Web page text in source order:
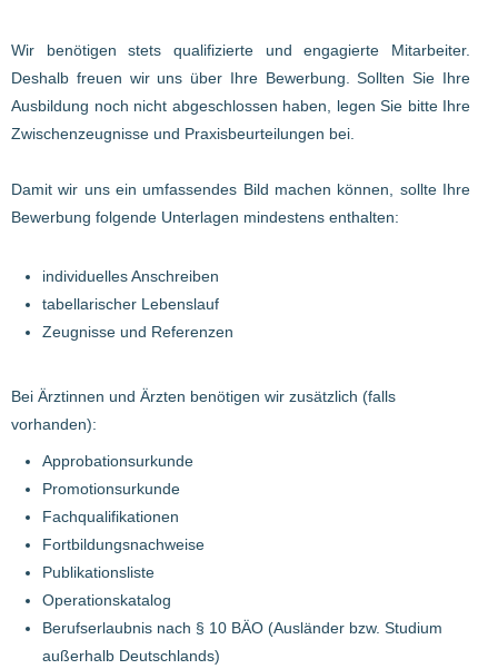
Wir benötigen stets qualifizierte und engagierte Mitarbeiter.
Deshalb freuen wir uns über Ihre Bewerbung. Sollten Sie Ihre
Ausbildung noch nicht abgeschlossen haben, legen Sie bitte Ihre
Zwischenzeugnisse und Praxisbeurteilungen bei.
Damit wir uns ein umfassendes Bild machen können, sollte Ihre
Bewerbung folgende Unterlagen mindestens enthalten:
individuelles Anschreiben
tabellarischer Lebenslauf
Zeugnisse und Referenzen
Bei Ärztinnen und Ärzten benötigen wir zusätzlich (falls
vorhanden):
Approbationsurkunde
Promotionsurkunde
Fachqualifikationen
Fortbildungsnachweise
Publikationsliste
Operationskatalog
Berufserlaubnis nach § 10 BÄO (Ausländer bzw. Studium
außerhalb Deutschlands)